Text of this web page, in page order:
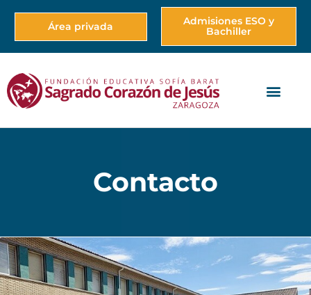
Área privada
Admisiones ESO y
Bachiller
Contacto